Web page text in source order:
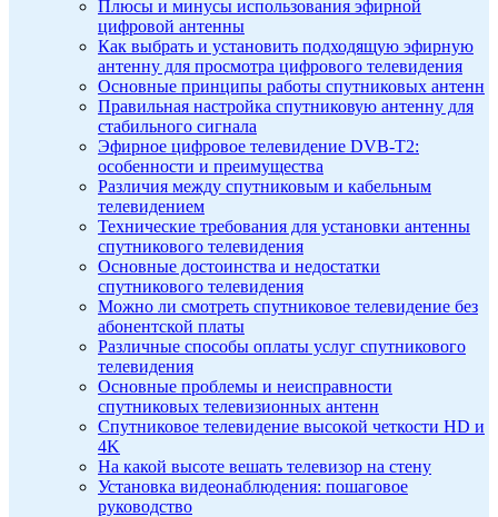
Плюсы и минусы использования эфирной
цифровой антенны
Как выбрать и установить подходящую эфирную
антенну для просмотра цифрового телевидения
Основные принципы работы спутниковых антенн
Правильная настройка спутниковую антенну для
стабильного сигнала
Эфирное цифровое телевидение DVB-T2:
особенности и преимущества
Различия между спутниковым и кабельным
телевидением
Технические требования для установки антенны
спутникового телевидения
Основные достоинства и недостатки
спутникового телевидения
Можно ли смотреть спутниковое телевидение без
абонентской платы
Различные способы оплаты услуг спутникового
телевидения
Основные проблемы и неисправности
спутниковых телевизионных антенн
Спутниковое телевидение высокой четкости HD и
4K
На какой высоте вешать телевизор на стену
Установка видеонаблюдения: пошаговое
руководство